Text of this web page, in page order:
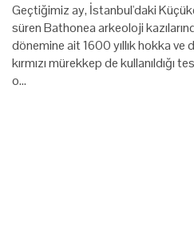
Geçtiğimiz ay, İstanbul'daki
süren Bathonea arkeoloji
dönemine ait 1600 yıllık hokka ve
kırmızı mürekkep de kullanıldığı
o…